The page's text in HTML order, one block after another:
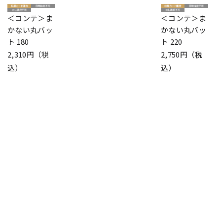
＜コンテ＞ま
かない丸バッ
ト 180
2,310円（税
込）
＜コンテ＞ま
かない丸バッ
ト 220
2,750円（税
込）